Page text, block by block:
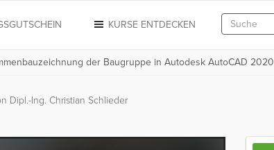
KURSE ENTDECKEN
der Baugruppe in Autodesk AutoCAD 2020
Dipl.-Ing. Christian Schlieder